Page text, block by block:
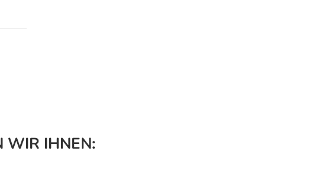
WIR IHNEN: